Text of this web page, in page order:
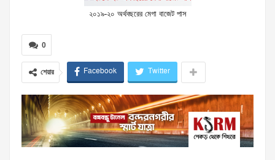
২০১৯-২০ অর্থবছরের মেগা বাজেট পাস
0
শেয়ার Facebook Twitter